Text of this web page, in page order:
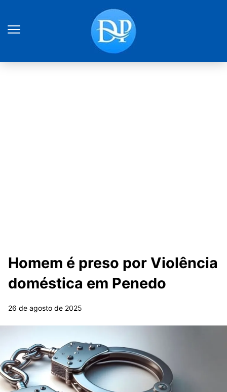
Homem é preso por Violência
doméstica em Penedo
26 de agosto de 2025